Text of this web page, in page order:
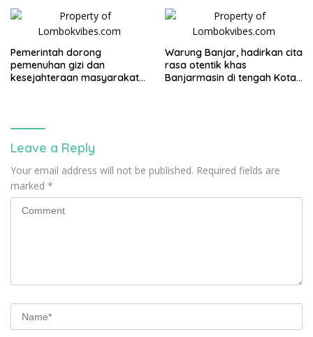
Pemerintah dorong
pemenuhan gizi dan
kesejahteraan masyarakat
Warung Banjar, hadirkan cita
rasa otentik khas
Banjarmasin di tengah Kota
Leave a Reply
Your email address will not be published. Required fields are
marked *